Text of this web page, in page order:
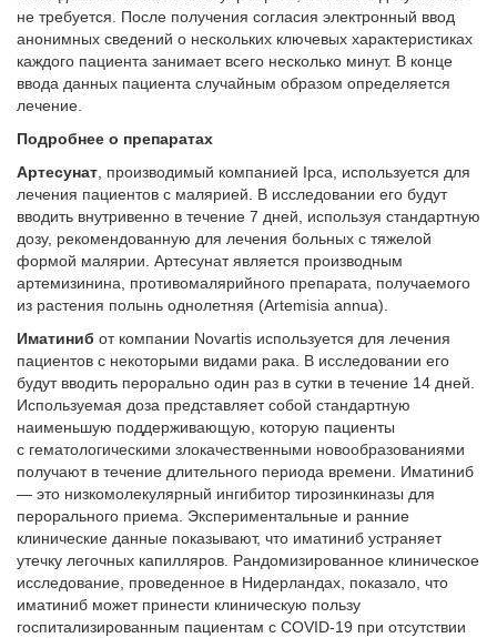
не требуется. После получения согласия электронный ввод
анонимных сведений о нескольких ключевых характеристиках
каждого пациента занимает всего несколько минут. В конце
ввода данных пациента случайным образом определяется
лечение.
Подробнее о препаратах
Артесунат, производимый компанией Ipca, используется для
лечения пациентов с малярией. В исследовании его будут
вводить внутривенно в течение 7 дней, используя стандартную
дозу, рекомендованную для лечения больных с тяжелой
формой малярии. Артесунат является производным
артемизинина, противомалярийного препарата, получаемого
из растения полынь однолетняя (Artemisia annua).
Иматиниб от компании Novartis используется для лечения
пациентов с некоторыми видами рака. В исследовании его
будут вводить перорально один раз в сутки в течение 14 дней.
Используемая доза представляет собой стандартную
наименьшую поддерживающую, которую пациенты
с гематологическими злокачественными новообразованиями
получают в течение длительного периода времени. Иматиниб
— это низкомолекулярный ингибитор тирозинкиназы для
перорального приема. Экспериментальные и ранние
клинические данные показывают, что иматиниб устраняет
утечку легочных капилляров. Рандомизированное клиническое
исследование, проведенное в Нидерландах, показало, что
иматиниб может принести клиническую пользу
госпитализированным пациентам с COVID-19 при отсутствии